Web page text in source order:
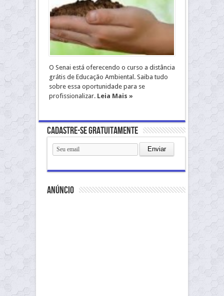
O Senai está oferecendo o curso a distância
grátis de Educação Ambiental. Saiba tudo
sobre essa oportunidade para se
profissionalizar. Leia Mais »
Cadastre-se gratuitamente
anúncio